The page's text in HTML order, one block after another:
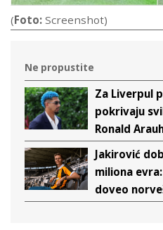
(Foto: Screenshot)
Ne propustite
Za Liverpul
pokrivaju
Ronald
Jakirović
miliona
doveo